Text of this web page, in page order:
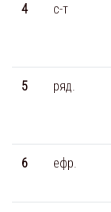
4 с-т
5 ряд.
6 ефр.